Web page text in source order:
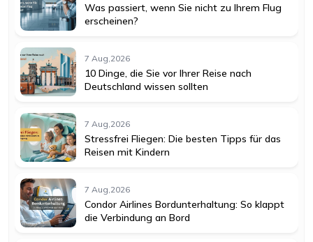
Was passiert, wenn Sie nicht zu Ihrem Flug
erscheinen?
7 Aug,2026
10 Dinge, die Sie vor Ihrer Reise nach
Deutschland wissen sollten
7 Aug,2026
Stressfrei Fliegen: Die besten Tipps für das
Reisen mit Kindern
7 Aug,2026
Condor Airlines Bordunterhaltung: So klappt
die Verbindung an Bord